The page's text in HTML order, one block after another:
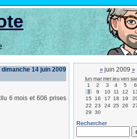
dimanche 14 juin 2009
6 mois et 606 prises
«juin 2009 »
lun marmerjeu ven
1
2 3 4 5 6
8 9 10 11 12
15 16 17 18 19
22
23 24 25 26
29
30
Rechercher